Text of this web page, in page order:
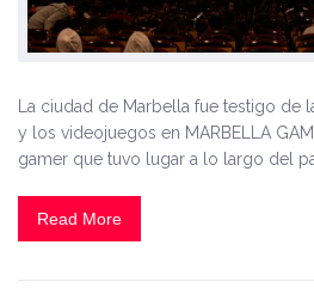
La ciudad de Marbella fue testigo de
y los videojuegos en MARBELLA
gamer que tuvo lugar a lo largo del
Read More